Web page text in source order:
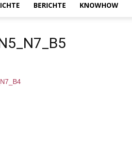
BERICHTE KNOWHOW